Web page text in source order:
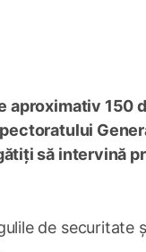
150
să intervină
de securitate